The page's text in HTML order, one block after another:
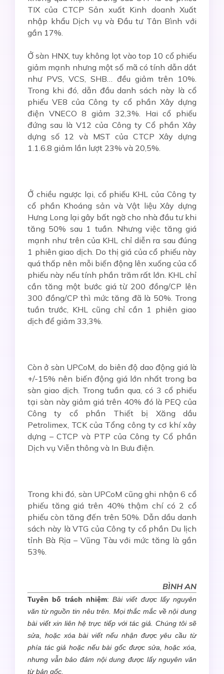
TIX của CTCP Sản xuất Kinh doanh Xuất
nhập khẩu Dịch vụ và Đầu tư Tân Bình với
gần 17%.
Ở sàn HNX, tuy không lọt vào top 10 cổ phiếu
giảm mạnh nhưng một số mã có tính dẫn dắt
như PVS, VCS, SHB… đều giảm trên 10%.
Trong khi đó, dẫn đầu danh sách này là cổ
phiếu VE8 của Công ty cổ phần Xây dựng
điện VNECO 8 giảm 32,3%. Hai cổ phiếu
đứng sau là V12 của Công ty Cổ phần Xây
dựng số 12 và MST của CTCP Xây dựng
1.1.6.8 giảm lần lượt 23% và 20,5%.
Ở chiều ngược lại, cổ phiếu KHL của Công ty
cổ phần Khoáng sản và Vật liệu Xây dựng
Hưng Long lại gây bất ngờ cho nhà đầu tư khi
tăng 50% sau 1 tuần. Nhưng việc tăng giá
mạnh như trên của KHL chỉ diễn ra sau đúng
1 phiên giao dịch. Do thị giá của cổ phiếu này
quá thấp nên mỗi biến động lên xuống của cổ
phiếu này nếu tính phần trăm rất lớn. KHL chỉ
cần tăng một bước giá từ 200 đồng/CP lên
300 đồng/CP thì mức tăng đã là 50%. Trong
tuần trước, KHL cũng chỉ cần 1 phiên giao
dịch để giảm 33,3%.
Còn ở sàn UPCoM, do biên độ dao động giá là
+/-15% nên biến động giá lớn nhất trong ba
sàn giao dịch. Trong tuần qua, có 3 cổ phiếu
tại sàn này giảm giá trên 40% đó là PEQ của
Công ty cổ phần Thiết bị Xăng dầu
Petrolimex, TCK của Tổng công ty cơ khí xây
dựng – CTCP và PTP của Công ty Cổ phần
Dịch vụ Viễn thông và In Bưu điện.
Trong khi đó, sàn UPCoM cũng ghi nhận 6 cổ
phiếu tăng giá trên 40% thậm chí có 2 cổ
phiếu còn tăng đến trên 50%. Dẫn dầu danh
sách này là VTG của Công ty cổ phần Du lịch
tỉnh Bà Rịa – Vũng Tàu với mức tăng là gần
53%.
BÌNH AN
Tuyên bố trách nhiệm: Bài viết được lấy nguyên
văn từ nguồn tin nêu trên. Mọi thắc mắc về nội dung
bài viết xin liên hệ trực tiếp với tác giả. Chúng tôi sẽ
sửa, hoặc xóa bài viết nếu nhận được yêu cầu từ
phía tác giả hoặc nếu bài gốc được sửa, hoặc xóa,
nhưng vẫn bảo đảm nội dung được lấy nguyên văn
từ bản gốc.